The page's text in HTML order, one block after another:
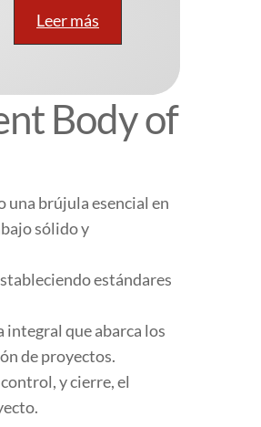
Leer más
Body of
una brújula esencial en
sólido y
estándares
integral que abarca los
de proyectos.
y cierre, el